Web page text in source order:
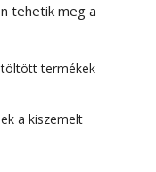
tehetik meg a
termékek
a kiszemelt